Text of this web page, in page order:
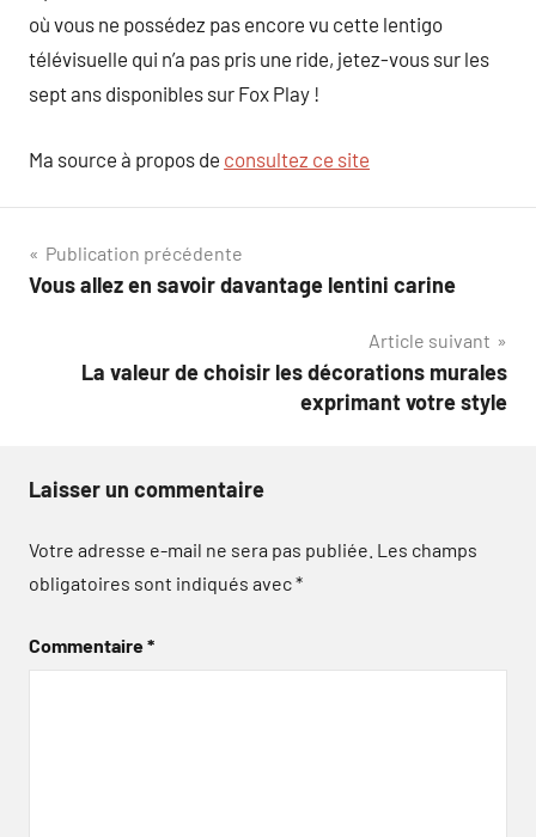
où vous ne possédez pas encore vu cette lentigo
télévisuelle qui n’a pas pris une ride, jetez-vous sur les
sept ans disponibles sur Fox Play !
Ma source à propos de consultez ce site
Navigation
de
Publication précédente
Vous allez en savoir davantage lentini carine
Article suivant
La valeur de choisir les décorations murales
exprimant votre style
Laisser un commentaire
Votre adresse e-mail ne sera pas publiée. Les champs
obligatoires sont indiqués avec*
Commentaire*